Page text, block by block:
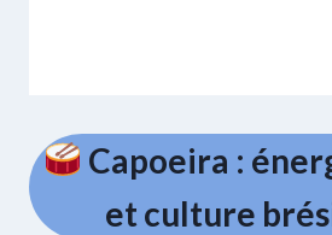
Capoeira :
et culture